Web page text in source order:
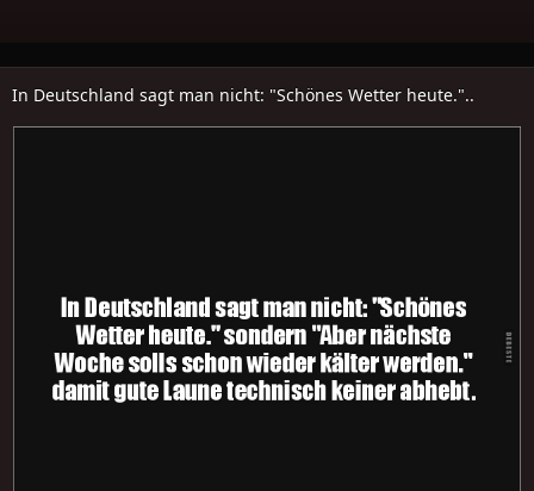
In Deutschland sagt man nicht: "Schönes Wetter heute."..